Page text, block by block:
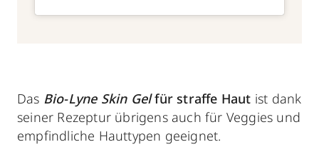
Das Bio-Lyne Skin Gelfür straffe Haut ist dank
seiner Rezeptur übrigens auch für Veggies und
empfindliche Hauttypen geeignet.